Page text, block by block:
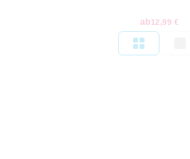
ab12,99 €